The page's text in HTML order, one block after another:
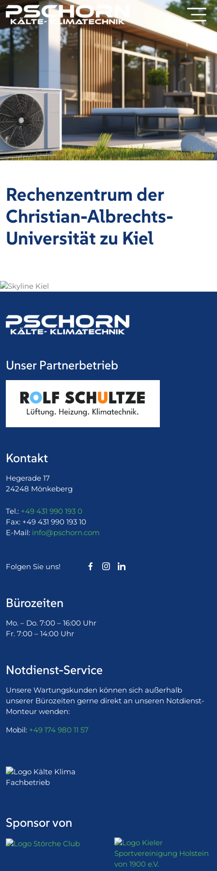
Rechenzentrum der
Christian-Albrechts-
Universität zu Kiel
Unser Partnerbetrieb
Kontakt
Hegerade 17
24248 Mönkeberg
Tel.: +49 431 990 193 0
Fax: +49 431 990 193 10
E-Mail: info@pschorn.com
Folgen Sie uns!
Bürozeiten
Mo. – Do. 7:00 – 16:00 Uhr
Fr. 7:00 – 14:00 Uhr
Notdienst-Service
Unsere Wartungskunden können sich außerhalb
unserer Bürozeiten gerne direkt an unseren Notdienst-
Monteur wenden:
Mobil: +49 174 980 11 57
Sponsor von